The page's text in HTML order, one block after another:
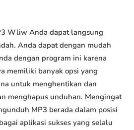
Wliw Anda dapat langsung
Anda dapat dengan mudah
dengan program ini karena
memiliki banyak opsi yang
untuk menghentikan dan
menghapus unduhan. Mengingat
MP3 berada dalam posisi
aplikasi sukses yang selalu